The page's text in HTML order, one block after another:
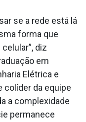
se a rede está lá
forma que
diz
em
Elétrica e
colíder da equipe
a complexidade
permanece